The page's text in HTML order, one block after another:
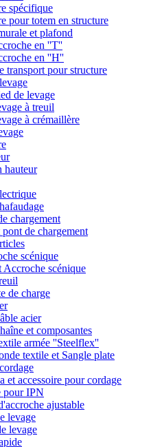
spécifique
pour totem en structure
et plafond
en ''T''
en ''H''
transport pour structure
de levage
à treuil
à crémaillère
hauteur
chargement
pont de chargement
scénique
Accroche scénique
de charge
acier
et composantes
armée ''Steelflex''
textile et Sangle plate
et accessoire pour cordage
pour IPN
ajustable
levage
levage